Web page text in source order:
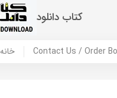
کتاب دانلود
HOME خانه